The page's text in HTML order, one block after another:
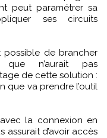
peut paramétrer sa
ses circuits
possible de brancher
n’aurait pas
de cette solution :
que va prendre l’outil
la connexion en
assurait d’avoir accès